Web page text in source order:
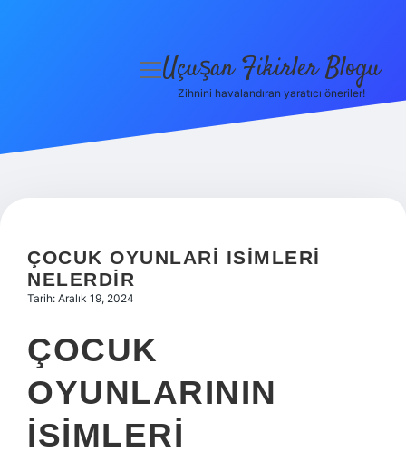
Hakkımızda
menüyü
Uçuşan Fikirler Blogu
Zihnini havalandıran yaratıcı öneriler!
ÇOCUK OYUNLARI ISIMLERI
NELERDIR
Tarih: Aralık 19, 2024
ÇOCUK
OYUNLARININ
ISIMLERI